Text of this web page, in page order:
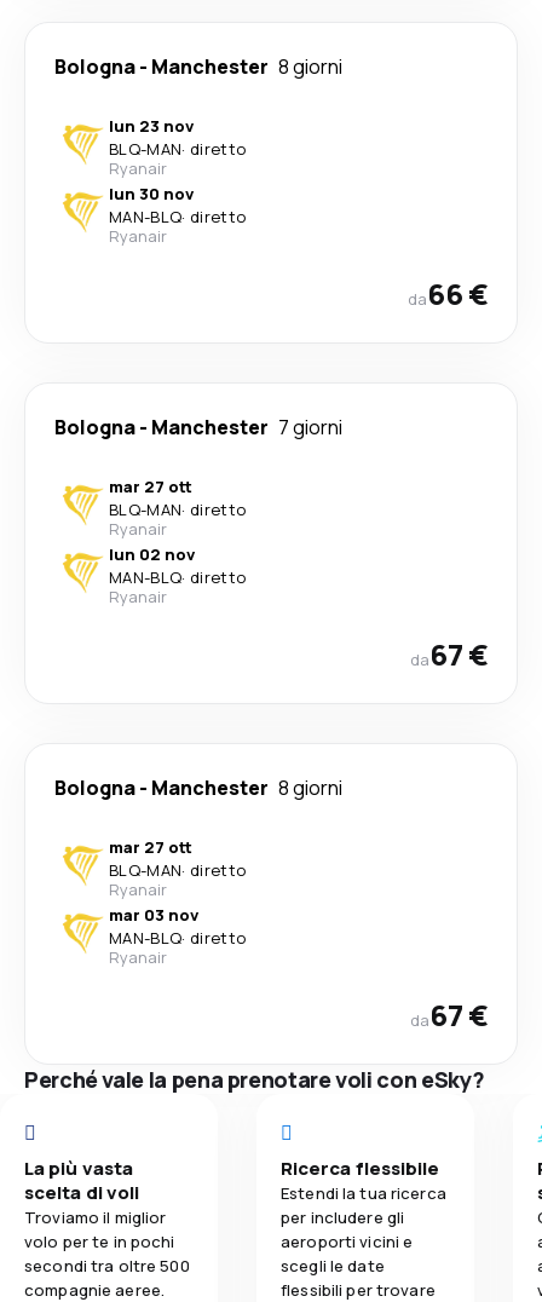
Bologna- Manchester 8 giorni
lun 23 nov
BLQ-MAN· diretto
Ryanair
lun 30 nov
MAN-BLQ· diretto
Ryanair
da66 €
Bologna- Manchester 7 giorni
mar 27 ott
BLQ-MAN· diretto
Ryanair
lun 02 nov
MAN-BLQ· diretto
Ryanair
da67 €
Bologna- Manchester 8 giorni
mar 27 ott
BLQ-MAN· diretto
Ryanair
mar 03 nov
MAN-BLQ· diretto
Ryanair
da67 €
Perché vale la pena prenotare voli con eSky?
La più vasta
scelta di voli
Troviamo il miglior
volo per te in pochi
secondi tra oltre 500
compagnie aeree.
Ricerca flessibile
Estendi la tua ricerca
per includere gli
aeroporti vicini e
scegli le date
flessibili per trovare